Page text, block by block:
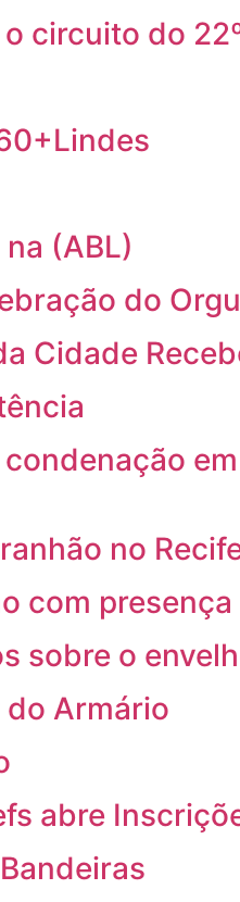
circuito do
(ABL)
do
Cidade
no
com
sobre o
do Armário
abre